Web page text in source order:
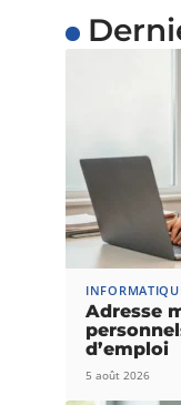
Adresse
d’emploi
5 août 2026